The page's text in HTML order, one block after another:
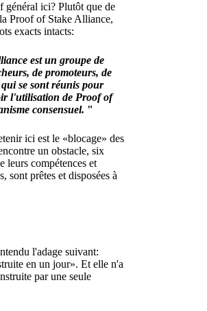
général ici? Plutôt que de
Proof of Stake Alliance,
exacts intacts:
est un groupe de
de promoteurs, de
se sont réunis pour
l'utilisation de Proof of
consensuel. "
ici est le «blocage» des
un obstacle, six
leurs compétences et
sont prêtes et disposées à
l'adage suivant:
en un jour». Et elle n'a
par une seule